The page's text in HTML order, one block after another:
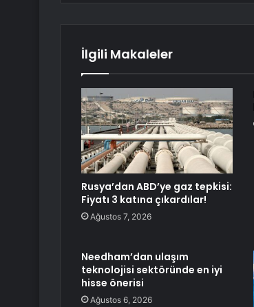
İlgili Makaleler
Rusya’dan ABD’ye gaz tepkisi:
Fiyatı 3 katına çıkardılar!
Ağustos 7, 2026
Needham’dan ulaşım
teknolojisi sektöründe en iyi
hisse önerisi
Ağustos 6, 2026